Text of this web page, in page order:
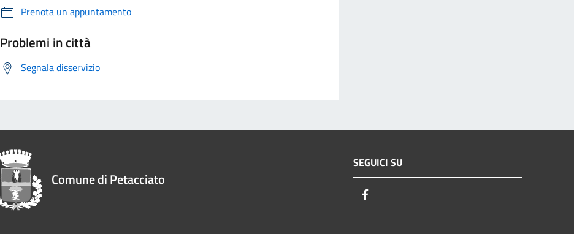
Prenota un appuntamento
Problemi in città
Segnala disservizio
Comune di Petacciato
SEGUICI SU